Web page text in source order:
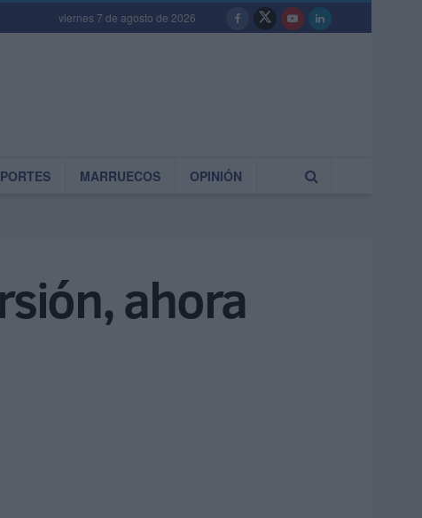
viernes 7 de agosto de 2026
MARRUECOS OPINIÓN
ahora